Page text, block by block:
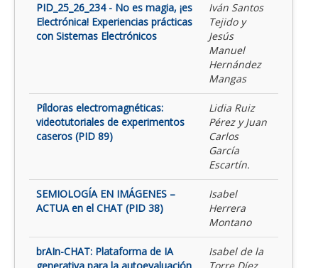
PID_25_26_234 - No es magia, ¡es
Electrónica! Experiencias prácticas
con Sistemas Electrónicos
Iván Santos
Tejido y
Jesús
Manuel
Hernández
Mangas
Píldoras electromagnéticas:
videotutoriales de experimentos
caseros (PID 89)
Lidia Ruiz
Pérez y Juan
Carlos
García
Escartín.
SEMIOLOGÍA EN IMÁGENES –
ACTUA en el CHAT (PID 38)
Isabel
Herrera
Montano
brAIn-CHAT: Plataforma de IA
Isabel de la